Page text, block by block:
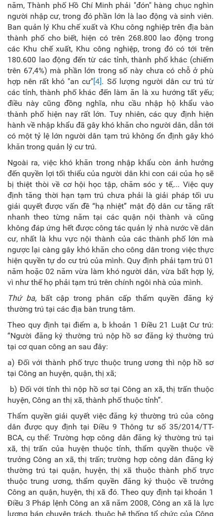
năm, Thành phố Hồ Chí Minh phải "đón" hàng chục nghìn
người nhập cư, trong đó phần lớn là lao động và sinh viên.
Ban quản lý Khu chế xuất và Khu công nghiệp trên địa bàn
thành phố cho biết, hiện có trên 268.800 lao động trong
các Khu chế xuất, Khu công nghiệp, trong đó có tới trên
180.600 lao động đến từ các tỉnh, thành phố khác (chiếm
trên 67,4%) mà phần lớn trong số này chưa có chỗ ở phù
hợp nên rất khó "an cư"[4]. Số lượng người dân cư trú từ
các tỉnh, thành phố khác đến làm ăn là xu hướng tất yếu;
điều này cũng đồng nghĩa, nhu cầu nhập hộ khẩu vào
thành phố hiện nay rất lớn. Tuy nhiên, các quy định hiện
hành về nhập khẩu đã gây khó khăn cho người dân, dẫn tới
có một tỷ lệ lớn người dân tạm trú không ổn định gây khó
khăn trong quản lý cư trú.
Ngoài ra, việc khó khăn trong nhập khẩu còn ảnh hưởng
đến quyền lợi tối thiểu của người dân khi con cái của họ sẽ
bị thiệt thòi về cơ hội học tập, chăm sóc y tế,... Việc quy
định tăng thời hạn tạm trú chưa phải là giải pháp tối ưu
giải quyết được vấn đề “hạ nhiệt” mật độ dân cư tăng rất
nhanh theo từng năm tại các quận nội thành và cũng
không đáp ứng hết được công tác quản lý nhà nước về dân
cư, nhất là khu vực nội thành của các thành phố lớn mà
ngược lại càng gây khó khăn cho công dân trong việc thực
hiện quyền tự do cư trú của mình. Quy định phải tạm trú 01
năm hoặc 02 năm vừa làm khó người dân, vừa bất hợp lý,
vì như thế họ phải tạm trú trên chính ngôi nhà của mình.
Thứ ba,bất cập trong phân cấp thẩm quyền đăng ký
thường trú tại các địa bàn trung tâm.
Theo quy định tại điểm a, b khoản 1 Điều 21 Luật Cư trú:
“Người đăng ký thường trú nộp hồ sơ đăng ký thường trú
tại cơ quan công an sau đây:
a) Đối với thành phố trực thuộc trung ương thì nộp hồ sơ
tại Công an huyện, quận, thị xã;
b) Đối với tỉnh thì nộp hồ sơ tại Công an xã, thị trấn thuộc
huyện, Công an thị xã, thành phố thuộc tỉnh”.
Thẩm quyền giải quyết việc đăng ký thường trú của công
dân được quy định tại Điều 9 Thông tư số 35/2014/TT-
BCA, cụ thể: Trường hợp công dân đăng ký thường trú tại
xã, thị trấn của huyện thuộc tỉnh, thẩm quyền thuộc về
trưởng Công an xã, thị trấn; trường hợp công dân đăng ký
thường trú tại quận, huyện, thị xã thuộc thành phố trực
thuộc trung ương, thẩm quyền đăng ký thuộc về trưởng
Công an quận, huyện, thị xã đó. Theo quy định tại khoản 1
Điều 3 Pháp lệnh Công an xã năm 2008, Công an xã là lực
lượng bán chuyên trách, thuộc hệ thống tổ chức của Công